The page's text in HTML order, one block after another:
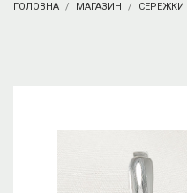
ГОЛОВНА МАГАЗИН СЕРЕЖКИ